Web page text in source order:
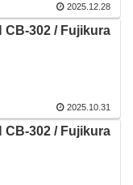
2025.12.28
CB-302 / Fujikura
2025.10.31
CB-302 / Fujikura